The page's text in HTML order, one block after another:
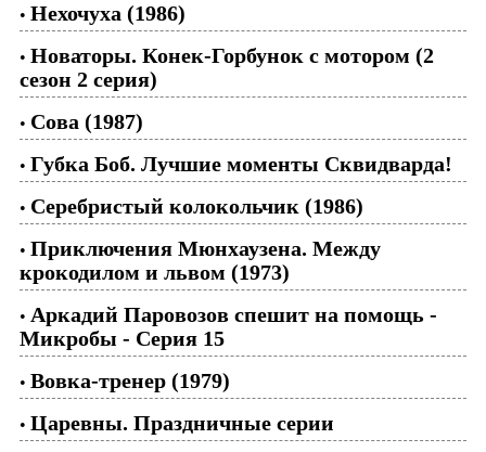
• Нехочуха (1986)
• Новаторы. Конек-Горбунок с мотором (2
сезон 2 серия)
• Сова (1987)
• Губка Боб. Лучшие моменты Сквидварда!
• Серебристый колокольчик (1986)
• Приключения Мюнхаузена. Между
крокодилом и львом (1973)
• Аркадий Паровозов спешит на помощь -
Микробы - Серия 15
• Вовка-тренер (1979)
• Царевны. Праздничные серии